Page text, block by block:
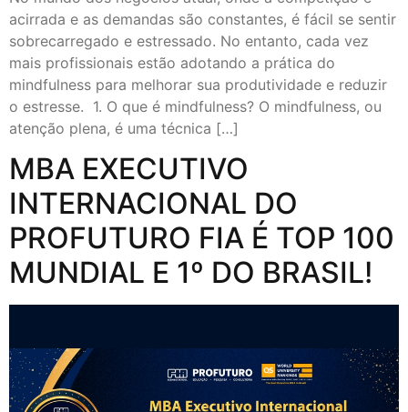
acirrada e as demandas são constantes, é fácil se sentir
sobrecarregado e estressado. No entanto, cada vez
mais profissionais estão adotando a prática do
mindfulness para melhorar sua produtividade e reduzir
o estresse. 1. O que é mindfulness? O mindfulness, ou
atenção plena, é uma técnica […]
MBA EXECUTIVO
INTERNACIONAL DO
PROFUTURO FIA É TOP 100
MUNDIAL E 1º DO BRASIL!